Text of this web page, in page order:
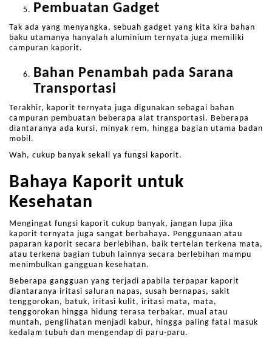
Pembuatan Gadget
Tak ada yang menyangka, sebuah gadget yang kita kira bahan
baku utamanya hanyalah aluminium ternyata juga memiliki
campuran kaporit.
Bahan Penambah pada Sarana
Transportasi
Terakhir, kaporit ternyata juga digunakan sebagai bahan
campuran pembuatan beberapa alat transportasi. Beberapa
diantaranya ada kursi, minyak rem, hingga bagian utama badan
mobil.
Wah, cukup banyak sekali ya fungsi kaporit.
Bahaya Kaporit untuk
Kesehatan
Mengingat fungsi kaporit cukup banyak, jangan lupa jika
kaporit ternyata juga sangat berbahaya. Penggunaan atau
paparan kaporit secara berlebihan, baik tertelan terkena mata,
atau terkena bagian tubuh lainnya secara berlebihan mampu
menimbulkan gangguan kesehatan.
Beberapa gangguan yang terjadi apabila terpapar kaporit
diantaranya iritasi saluran napas, susah bernapas, sakit
tenggorokan, batuk, iritasi kulit, iritasi mata, mata,
tenggorokan hingga hidung terasa terbakar, mual atau
muntah, penglihatan menjadi kabur, hingga paling fatal masuk
kedalam tubuh dan mengendap di paru-paru.